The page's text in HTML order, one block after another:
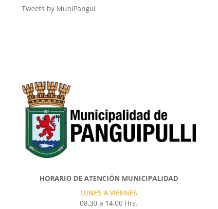
Tweets by MuniPangui
HORARIO DE ATENCIÓN MUNICIPALIDAD
LUNES A VIERNES
08.30 a 14.00 Hrs.